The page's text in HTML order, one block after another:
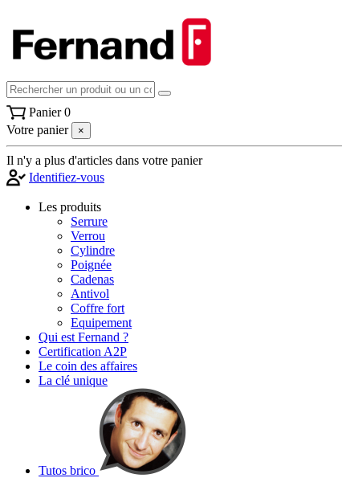
Panier 0
Votre panier
×
Il n'y a plus d'articles dans votre panier
Identifiez-vous
Les produits
Serrure
Verrou
Cylindre
Poignée
Cadenas
Antivol
Coffre fort
Equipement
Qui est Fernand ?
Certification A2P
Le coin des affaires
La clé unique
Tutos brico